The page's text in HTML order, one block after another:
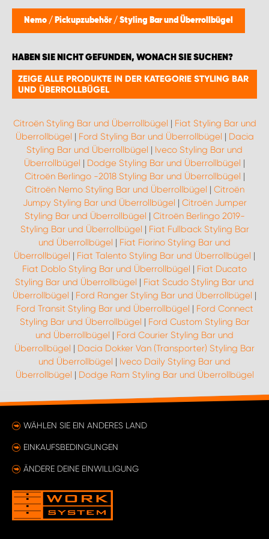
Nemo / Pickupzubehör / Styling Bar und Überrollbügel
HABEN SIE NICHT GEFUNDEN, WONACH SIE SUCHEN?
ZEIGE ALLE PRODUKTE IN DER KATEGORIE STYLING BAR
UND ÜBERROLLBÜGEL
Citroën Styling Bar und Überrollbügel | Fiat Styling Bar und
Überrollbügel | Ford Styling Bar und Überrollbügel | Dacia
Styling Bar und Überrollbügel | Iveco Styling Bar und
Überrollbügel | Dodge Styling Bar und Überrollbügel |
Citroën Berlingo -2018 Styling Bar und Überrollbügel |
Citroën Nemo Styling Bar und Überrollbügel | Citroën
Jumpy Styling Bar und Überrollbügel | Citroën Jumper
Styling Bar und Überrollbügel | Citroën Berlingo 2019-
Styling Bar und Überrollbügel | Fiat Fullback Styling Bar
und Überrollbügel | Fiat Fiorino Styling Bar und
Überrollbügel | Fiat Talento Styling Bar und Überrollbügel |
Fiat Doblo Styling Bar und Überrollbügel | Fiat Ducato
Styling Bar und Überrollbügel | Fiat Scudo Styling Bar und
Überrollbügel | Ford Ranger Styling Bar und Überrollbügel |
Ford Transit Styling Bar und Überrollbügel | Ford Connect
Styling Bar und Überrollbügel | Ford Custom Styling Bar
und Überrollbügel | Ford Courier Styling Bar und
Überrollbügel | Dacia Dokker Van (Transporter) Styling Bar
und Überrollbügel | Iveco Daily Styling Bar und
Überrollbügel | Dodge Ram Styling Bar und Überrollbügel
WÄHLEN SIE EIN ANDERES LAND
EINKAUFSBEDINGUNGEN
ÄNDERE DEINE EINWILLIGUNG
WORK SYSTEM NAMEN